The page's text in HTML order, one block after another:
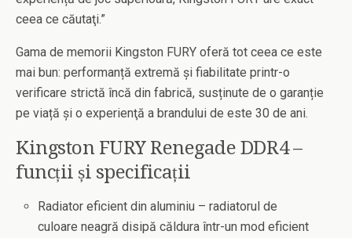
ceea ce căutaţi.”
Gama de memorii Kingston FURY oferă tot ceea ce este
mai bun: performanță extremă și fiabilitate printr-o
verificare strictă încă din fabrică, susținute de o garanție
pe viață și o experienţă a brandului de este 30 de ani.
Kingston FURY Renegade DDR4 –
funcții și specificații
Radiator eficient din aluminiu – radiatorul de
culoare neagră disipă căldura într-un mod eficient